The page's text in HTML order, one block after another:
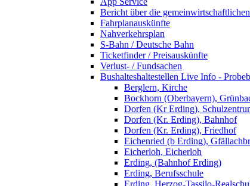
Bericht über die
Fahrplanauskünfte
Nahverkehrsplan
S-Bahn / Deutsche Bahn
Ticketfinder / Preisauskünfte
Verlust- / Fundsachen
Bushalteshaltestellen Live Info -
Berglern, Kirche
Bockhorn (Oberbayern),
Dorfen (Kr Erding),
Dorfen (Kr. Erding), Bahnhof
Dorfen (Kr. Erding), Friedhof
Eichenried (b Erding),
Eicherloh, Eicherloh
Erding, (Bahnhof Erding)
Erding, Berufsschule
Erding, Herzog-Tassilo-